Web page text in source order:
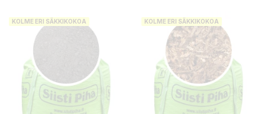
KOLME ERI SÄKKIKOKOA KOLME ERI SÄKKIKOKOA